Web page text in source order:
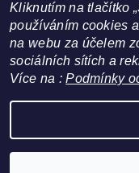
2026 ©FoltynTextil.cz,
Kliknutím na tlačítko
používáním cookies
na webu za účelem
sociálních sítích a
Více na :Podmínky